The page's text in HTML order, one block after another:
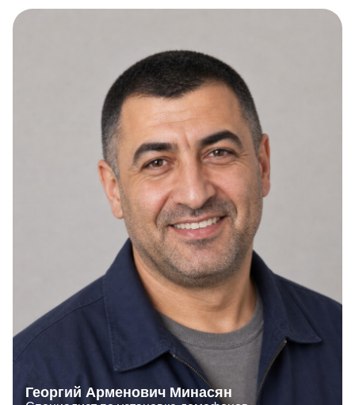
Георгий Арменович Минасян